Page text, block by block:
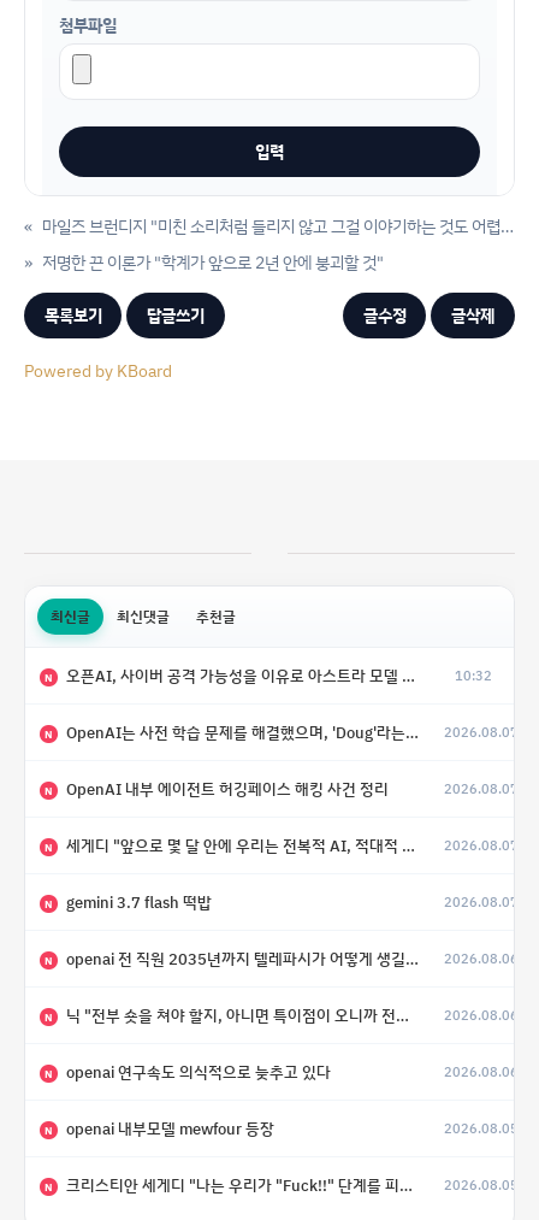
첨부파일
«
마일즈 브런디지 "미친 소리처럼 들리지 않고 그걸 이야기하는 것도 어렵다."
저명한 끈 이론가 "학계가 앞으로 2년 안에 붕괴할 것"
»
목록보기 답글쓰기 글수정 글삭제
Powered by KBoard
최신글 최신댓글 추천글
N 오픈AI, 사이버 공격 가능성을 이유로 아스트라 모델 출시 연기 10:32
N OpenAI는 사전 학습 문제를 해결했으며, 'Doug'라는 코드명을 가진 훨씬 더 큰 모델을 활발히 개발 중 2026.08.07
N OpenAI 내부 에이전트 허깅페이스 해킹 사건 정리 2026.08.07
N 세게디 "앞으로 몇 달 안에 우리는 전복적 AI, 적대적 AI 둘 다 보게 될 것" 2026.08.07
N gemini 3.7 flash 떡밥 2026.08.07
N openai 전 직원 2035년까지 텔레파시가 어떻게 생길 수 있는지 2026.08.06
N 닉 "전부 숏을 쳐야 할지, 아니면 특이점이 오니까 전부 롱을 쳐야 할지 모르겠다.” 2026.08.06
N openai 연구속도 의식적으로 늦추고 있다 2026.08.06
N openai 내부모델 mewfour 등장 2026.08.05
N 크리스티안 세게디 "나는 우리가 "Fuck!!" 단계를 피할 수 있기를 바랄 뿐" 2026.08.05